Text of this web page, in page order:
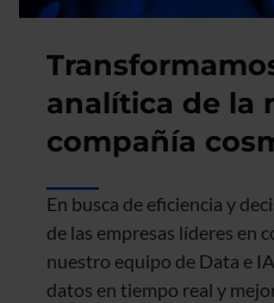
analítica de la
compañía
En busca de eficiencia y
de las empresas líderes en
nuestro equipo de Data e
datos en tiempo real y